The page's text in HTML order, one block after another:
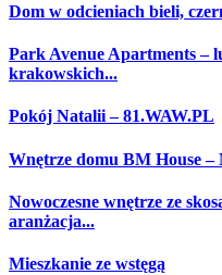
Dom w odcieniach bieli,
Park Avenue Apartments –
krakowskich...
Pokój Natalii – 81.WAW.PL
Wnętrze domu BM House
Nowoczesne wnętrze ze
aranżacja...
Mieszkanie ze wstęgą